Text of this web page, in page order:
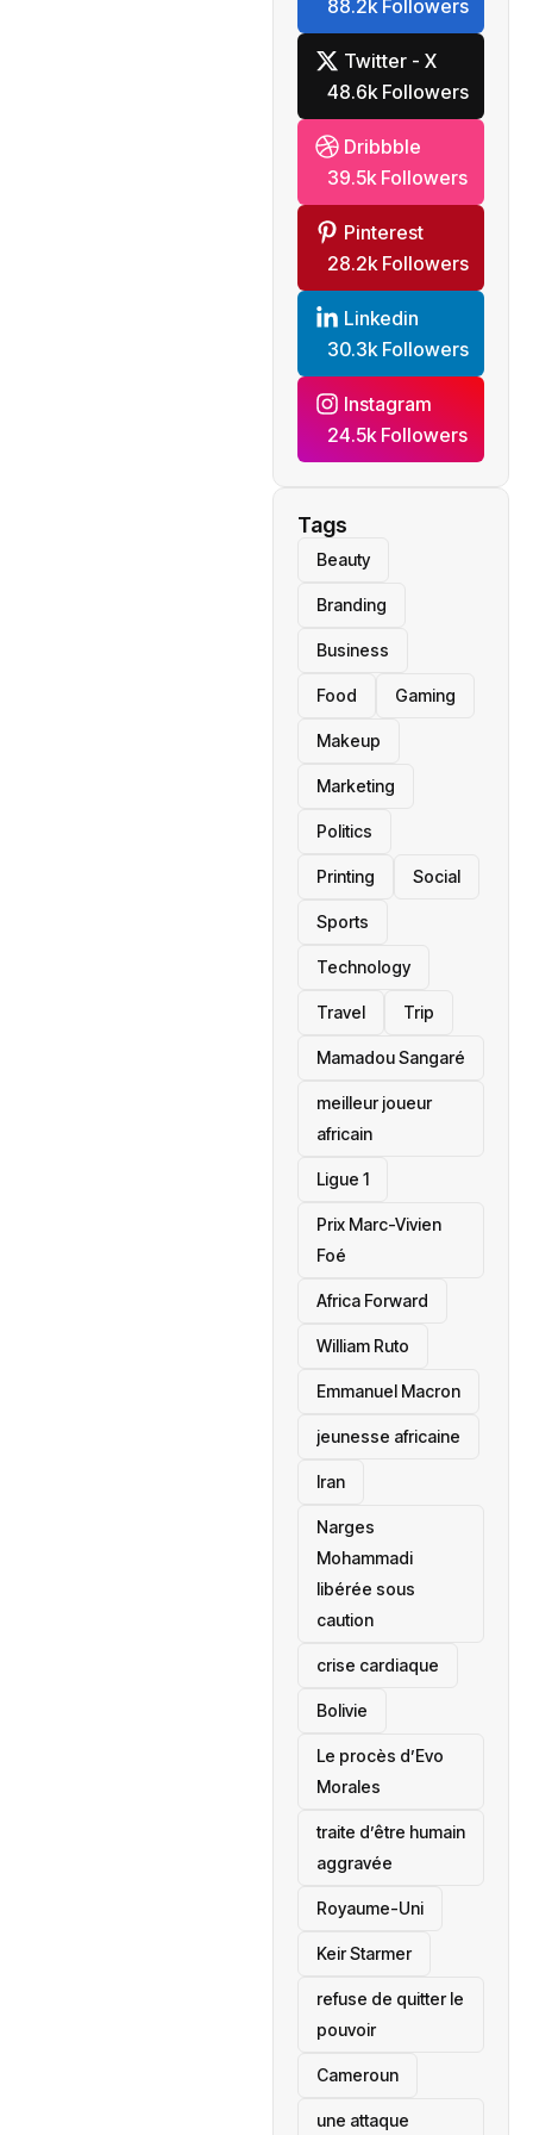
88.2k Followers
Twitter - X
48.6k Followers
Dribbble
39.5k Followers
Pinterest
28.2k Followers
Linkedin
30.3k Followers
Instagram
24.5k Followers
Tags
Beauty
Branding
Business
Food Gaming
Makeup
Marketing
Politics
Printing Social
Sports
Technology
Travel Trip
Mamadou Sangaré
meilleur joueur
africain
Ligue 1
Prix Marc-Vivien
Foé
‎Africa Forward
William Ruto
Emmanuel Macron
jeunesse africaine
‎Iran
Narges
Mohammadi
libérée sous
caution
crise cardiaque
‎Bolivie
Le procès d’Evo
Morales
traite d’être humain
aggravée
‎Royaume-Uni
Keir Starmer
refuse de quitter le
pouvoir
‎Cameroun
une attaque